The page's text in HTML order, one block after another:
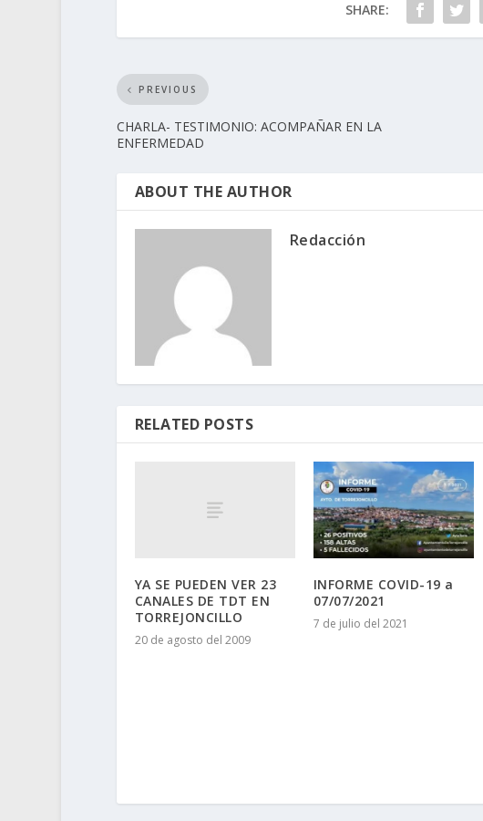
SHARE:
PREVIOUS
CHARLA- TESTIMONIO: ACOMPAÑAR EN LA
ENFERMEDAD
ABOUT THE AUTHOR
Redacción
RELATED POSTS
YA SE PUEDEN VER 23
CANALES DE TDT EN
TORREJONCILLO
20 de agosto del 2009
INFORME COVID-19 a
07/07/2021
7 de julio del 2021